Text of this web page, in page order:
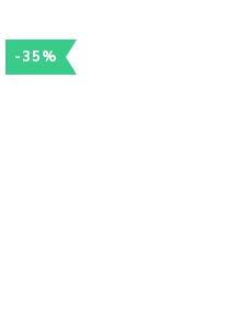
-35%